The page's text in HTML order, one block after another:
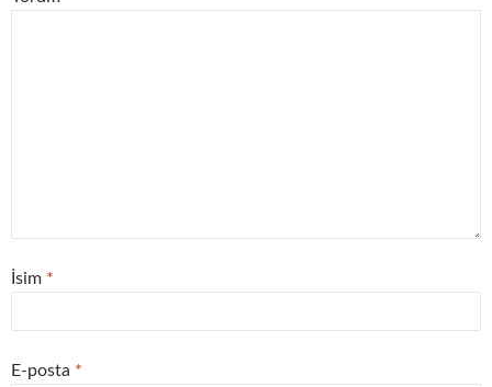
İsim *
E-posta *